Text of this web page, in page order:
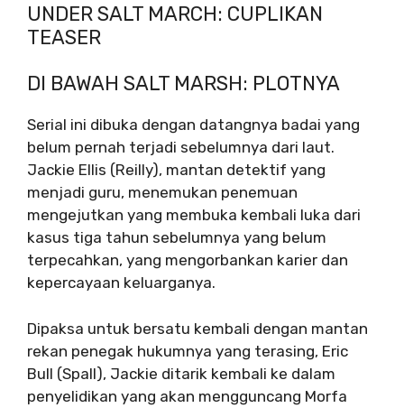
UNDER SALT MARCH: CUPLIKAN
TEASER
DI BAWAH SALT MARSH: PLOTNYA
Serial ini dibuka dengan datangnya badai yang
belum pernah terjadi sebelumnya dari laut.
Jackie Ellis (Reilly), mantan detektif yang
menjadi guru, menemukan penemuan
mengejutkan yang membuka kembali luka dari
kasus tiga tahun sebelumnya yang belum
terpecahkan, yang mengorbankan karier dan
kepercayaan keluarganya.
Dipaksa untuk bersatu kembali dengan mantan
rekan penegak hukumnya yang terasing, Eric
Bull (Spall), Jackie ditarik kembali ke dalam
penyelidikan yang akan mengguncang Morfa